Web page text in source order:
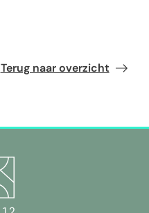
Terug naar overzicht